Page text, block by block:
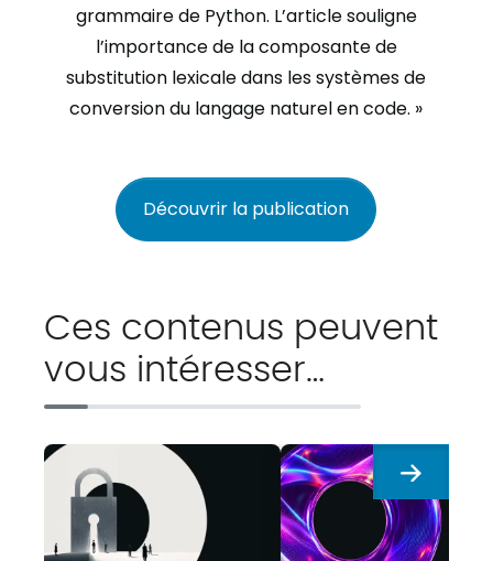
grammaire de Python. L’article souligne
l’importance de la composante de
substitution lexicale dans les systèmes de
conversion du langage naturel en code. »
Découvrir la publication
Ces contenus peuvent
vous intéresser…
Suivant